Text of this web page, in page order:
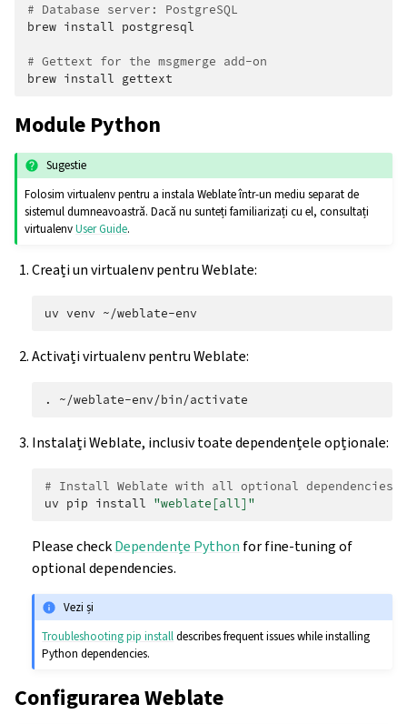
# Database server: PostgreSQL
brew install postgresql
# Gettext for the msgmerge add-on
brew install
Module Python
Sugestie
Folosim virtualenv pentru a instala Weblate într-un mediu separat de
sistemul dumneavoastră. Dacă nu sunteți familiarizați cu el, consultați
virtualenvUser Guide.
Creați un virtualenv pentru Weblate:
uv venv
Activați virtualenv pentru Weblate:
.
Instalați Weblate, inclusiv toate dependențele opționale:
# Install Weblate with all optional dependencies
uv pip install "weblate[all]"
Please checkDependențe Python for fine-tuning of
optional dependencies.
Vezi și
Troubleshooting pip installdescribes frequent issues while installing
Python dependencies.
Configurarea Weblate